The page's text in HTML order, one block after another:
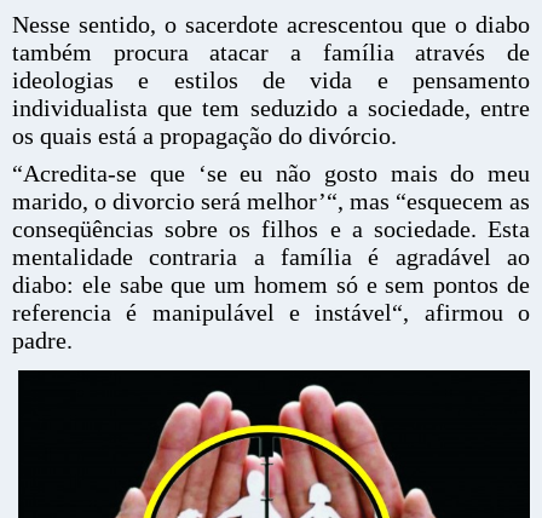
Nesse sentido, o sacerdote acrescentou que o diabo
também procura atacar a família através de
ideologias e estilos de vida e pensamento
individualista que tem seduzido a sociedade, entre
os quais está a propagação do divórcio.
“Acredita-se que ‘se eu não gosto mais do meu
marido, o divorcio será melhor’“, mas “esquecem as
conseqüências sobre os filhos e a sociedade. Esta
mentalidade contraria a família é agradável ao
diabo: ele sabe que um homem só e sem pontos de
referencia é manipulável e instável“, afirmou o
padre.